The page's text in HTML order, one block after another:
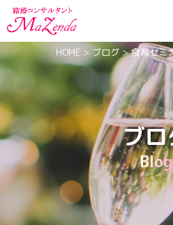
ブ
Blog
HOME > ブログ >食育セミ